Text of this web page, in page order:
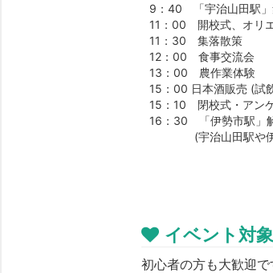
9：40 「宇治山田駅」
11：00 開校式、オリ
11：30 集落散策
12：00 食事交流会
13：00 農作業体験
15：00 日本酒販売 (試
15：10 閉校式・アン
16：30 「伊勢市駅」
(宇治山田駅や伊勢
イベント対象
初心者の方も大歓迎で